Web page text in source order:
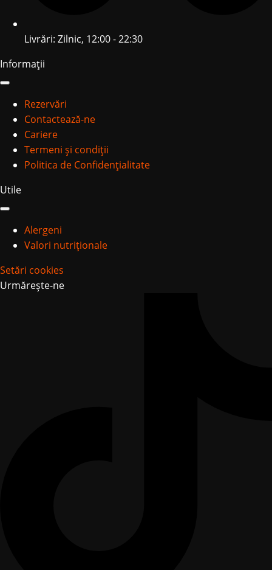
Livrări: Zilnic, 12:00 - 22:30
Informații
Rezervări
Contactează-ne
Cariere
Termeni și condiții
Politica de Confidențialitate
Utile
Alergeni
Valori nutriționale
Setări cookies
Urmărește-ne